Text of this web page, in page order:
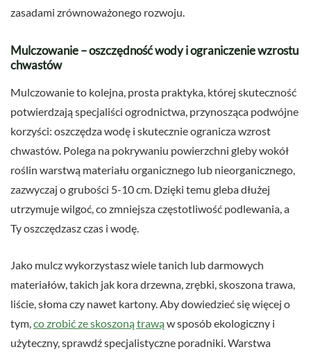
zasadami zrównoważonego rozwoju.
Mulczowanie – oszczędność wody i ograniczenie wzrostu
chwastów
Mulczowanie to kolejna, prosta praktyka, której skuteczność
potwierdzają specjaliści ogrodnictwa, przynosząca podwójne
korzyści: oszczędza wodę i skutecznie ogranicza wzrost
chwastów. Polega na pokrywaniu powierzchni gleby wokół
roślin warstwą materiału organicznego lub nieorganicznego,
zazwyczaj o grubości 5-10 cm. Dzięki temu gleba dłużej
utrzymuje wilgoć, co zmniejsza częstotliwość podlewania, a
Ty oszczędzasz czas i wodę.
Jako mulcz wykorzystasz wiele tanich lub darmowych
materiałów, takich jak kora drzewna, zrębki, skoszona trawa,
liście, słoma czy nawet kartony. Aby dowiedzieć się więcej o
tym, co zrobić ze skoszoną trawąw sposób ekologiczny i
użyteczny, sprawdź specjalistyczne poradniki. Warstwa